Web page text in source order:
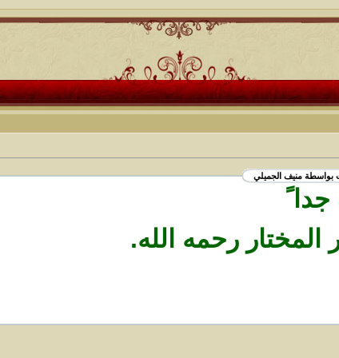
بواسطة منيف الجميلي
جدا
المختار رحمه الله.